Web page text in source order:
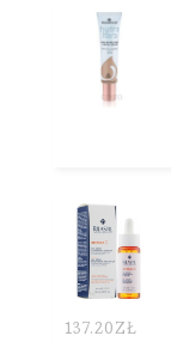
137.20ZŁ